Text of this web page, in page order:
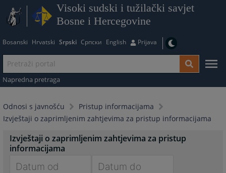
Visoki sudski i tužilački savjet
Bosne i Hercegovine
Bosanski Hrvatski Srpski Српски English Prijava
Napredna pretraga
Odnosi s javnošću
Pristup informacijama
Izvještaji o zaprimljenim zahtjevima za pristup informacijama
Izvještaji o zaprimljenim zahtjevima za pristup
informacijama